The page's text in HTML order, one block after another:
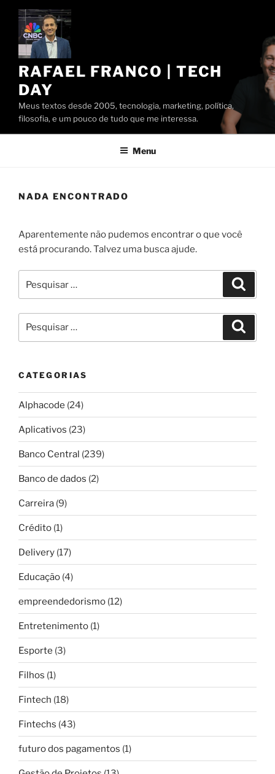
Pular
conteúdo
RAFAEL FRANCO | TECH
DAY
Meus textos desde 2005, tecnologia, marketing, política,
filosofia, e um pouco de tudo que me interessa.
Menu
NADA ENCONTRADO
Aparentemente não pudemos encontrar o que você
está procurando. Talvez uma busca ajude.
por:
por:
CATEGORIAS
Alphacode (24)
Aplicativos (23)
Banco Central (239)
Banco de dados (2)
Carreira (9)
Crédito (1)
Delivery (17)
Educação (4)
empreendedorismo (12)
Entretenimento (1)
Esporte (3)
Filhos (1)
Fintech (18)
Fintechs (43)
futuro dos pagamentos (1)